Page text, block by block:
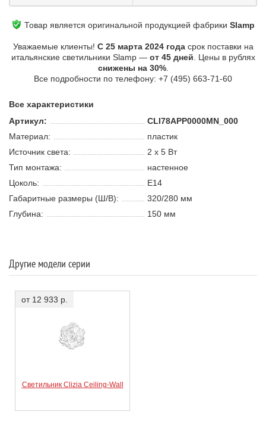
Товар является оригинальной продукцией фабрики Slamp
Уважаемые клиенты! С 25 марта 2024 годасрок поставки на
итальянские светильники Slamp — от 45 дней . Цены в рублях
снижены на 30%.
Все подробности по телефону: +7 (495) 663-71-60
Все характеристики
Артикул:
CLI78APP0000MN_000
Материал:
пластик
Источник света:
2 х 5 Вт
Тип монтажа:
настенное
Цоколь:
E14
Габаритные размеры (Ш/В):
320/280 мм
Глубина:
150 мм
Другие модели серии
от 12 933 р.
Светильник Clizia Ceiling-Wall